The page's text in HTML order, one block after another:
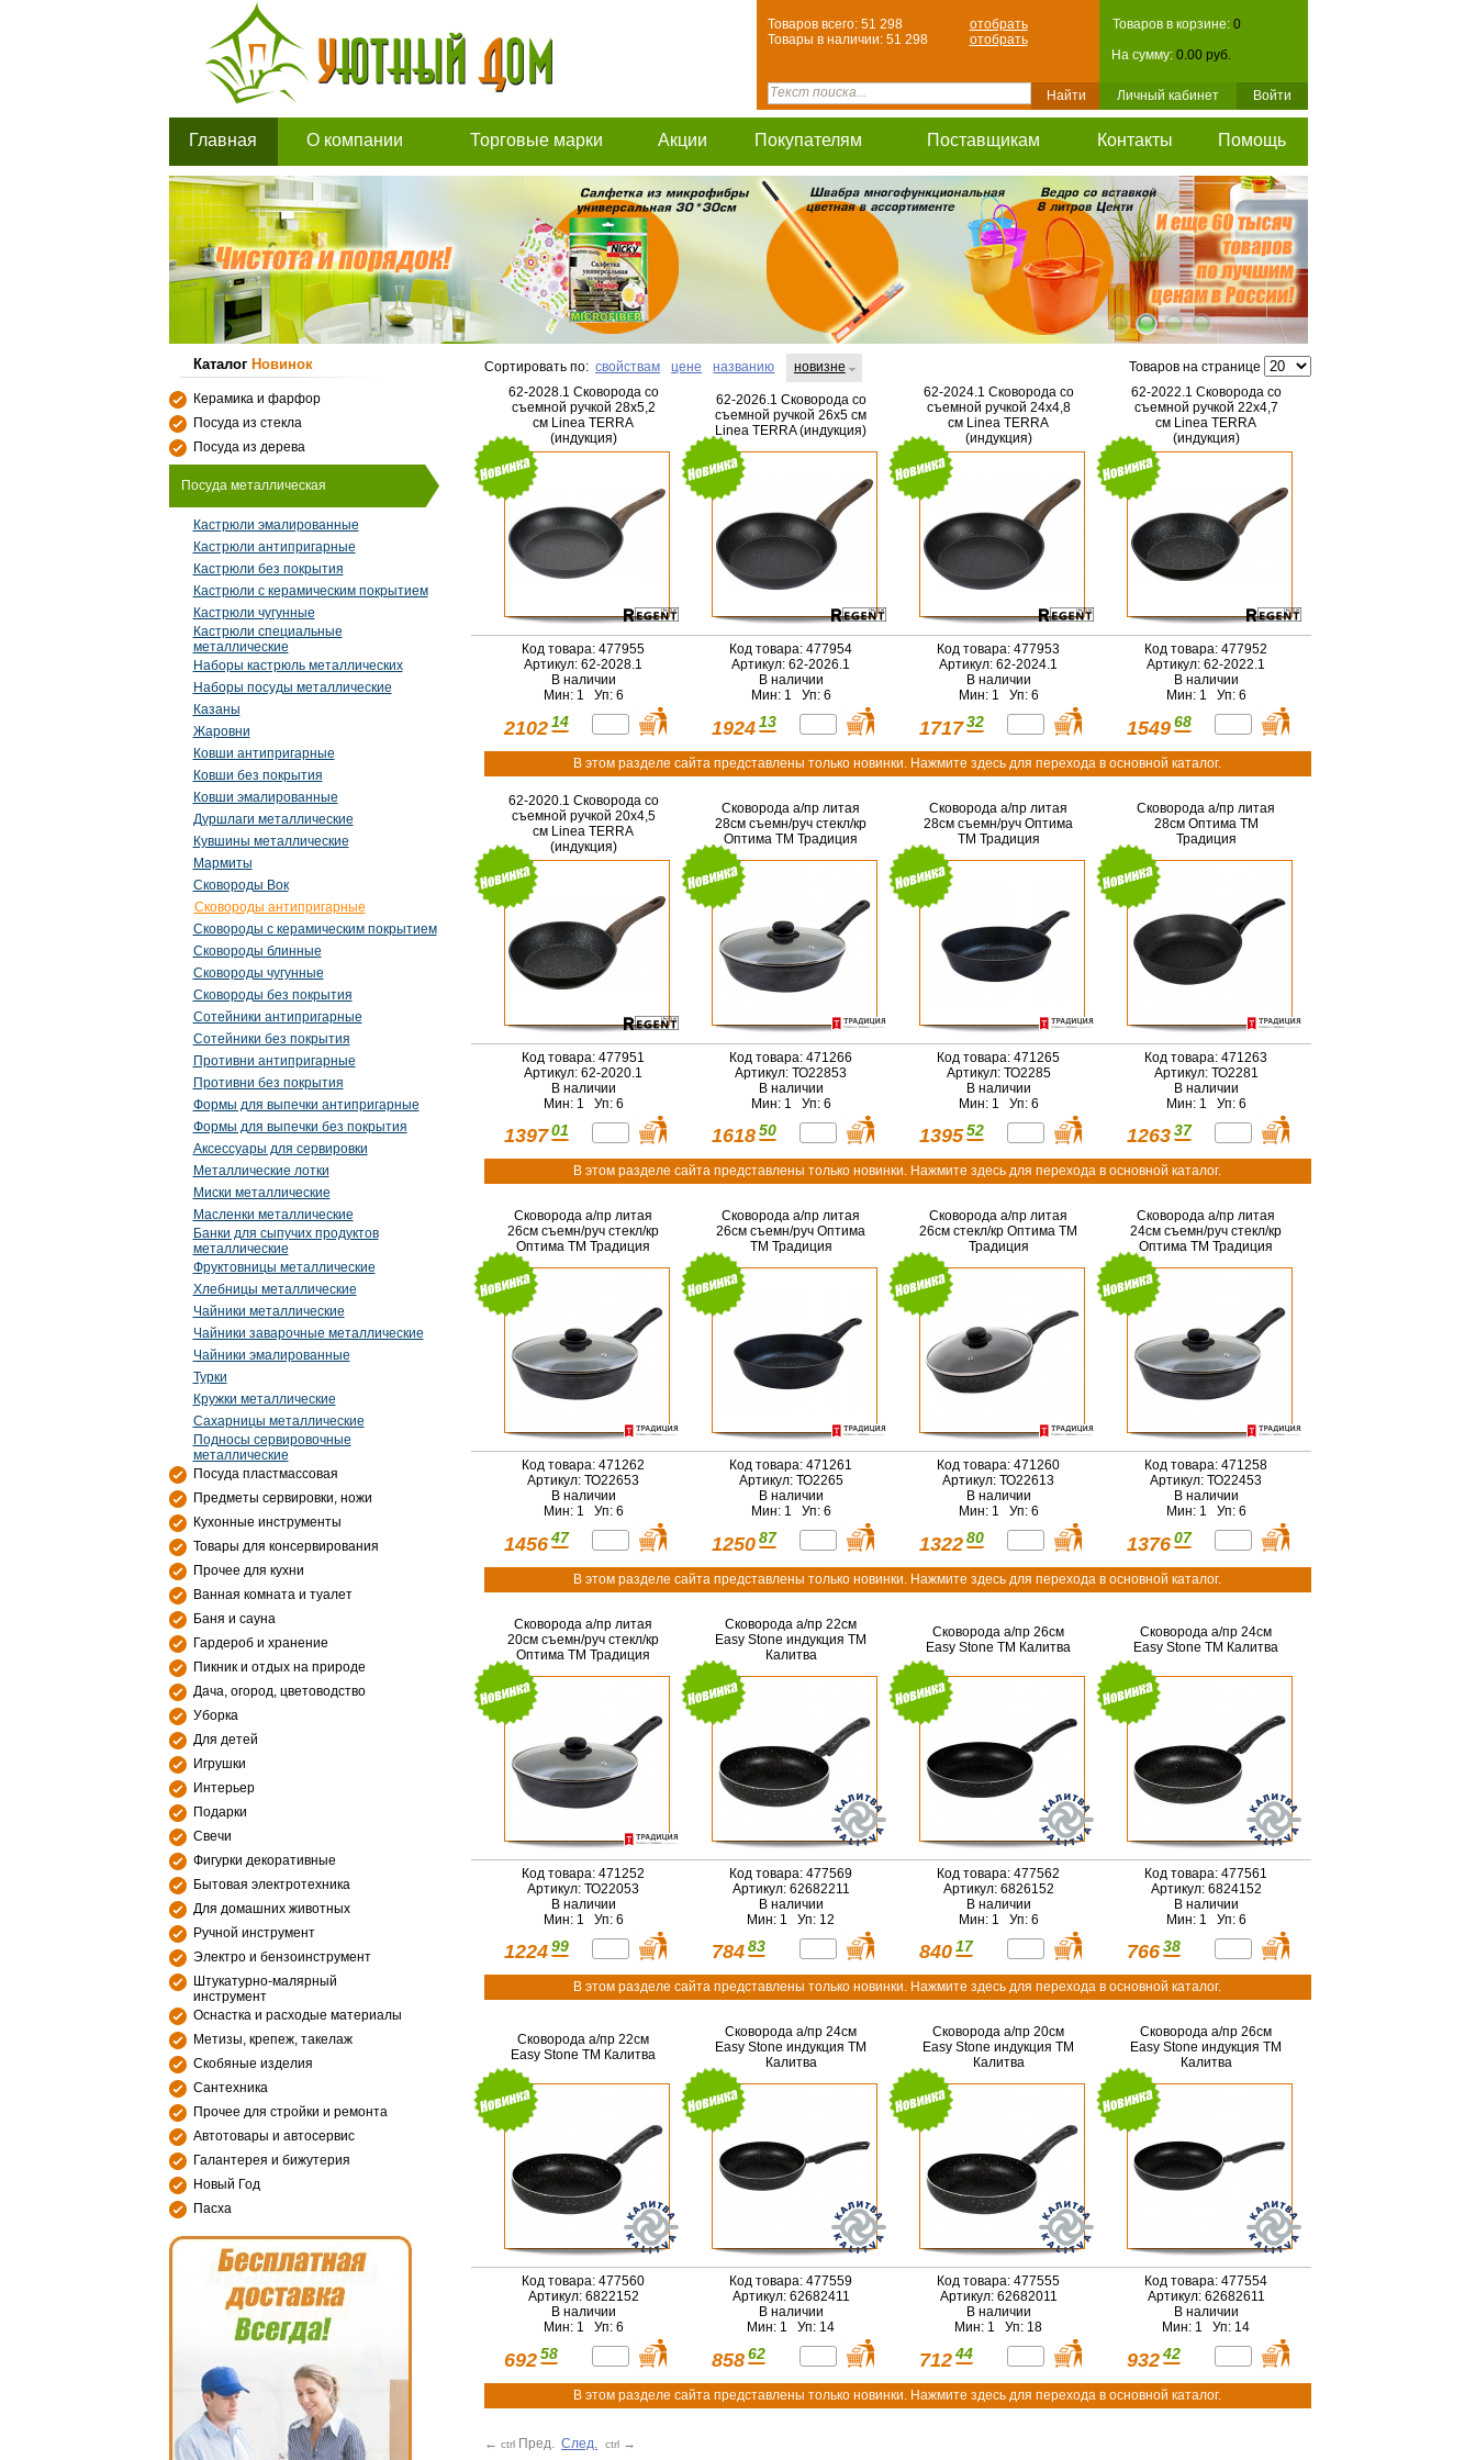
Товаров в корзине: 0
На сумму: 0.00 руб.
Личный кабинет Войти
Товаров всего: 51 298
отобрать
Товары в наличии: 51 298
отобрать
Главная О компании Торговые марки Акции Покупателям Поставщикам Контакты Помощь
Каталог Новинок
Керамика и фарфор
Посуда из стекла
Посуда из дерева
Посуда металлическая
Кастрюли эмалированные
Кастрюли антипригарные
Кастрюли без покрытия
Кастрюли с керамическим покрытием
Кастрюли чугунные
Кастрюли специальные
металлические
Наборы кастрюль металлических
Наборы посуды металлические
Казаны
Жаровни
Ковши антипригарные
Ковши без покрытия
Ковши эмалированные
Дуршлаги металлические
Кувшины металлические
Мармиты
Сковороды Вок
Сковороды антипригарные
Сковороды с керамическим покрытием
Сковороды блинные
Сковороды чугунные
Сковороды без покрытия
Сотейники антипригарные
Сотейники без покрытия
Противни антипригарные
Противни без покрытия
Формы для выпечки антипригарные
Формы для выпечки без покрытия
Аксессуары для сервировки
Металлические лотки
Миски металлические
Масленки металлические
Банки для сыпучих продуктов
металлические
Фруктовницы металлические
Хлебницы металлические
Чайники металлические
Чайники заварочные металлические
Чайники эмалированные
Турки
Кружки металлические
Сахарницы металлические
Подносы сервировочные
металлические
Посуда пластмассовая
Предметы сервировки, ножи
Кухонные инструменты
Товары для консервирования
Прочее для кухни
Ванная комната и туалет
Баня и сауна
Гардероб и хранение
Пикник и отдых на природе
Дача, огород, цветоводство
Уборка
Для детей
Игрушки
Интерьер
Подарки
Свечи
Фигурки декоративные
Бытовая электротехника
Для домашних животных
Ручной инструмент
Электро и бензоинструмент
Штукатурно-малярный
инструмент
Оснастка и расходые материалы
Метизы, крепеж, такелаж
Скобяные изделия
Сантехника
Прочее для стройки и ремонта
Автотовары и автосервис
Галантерея и бижутерия
Новый Год
Пасха
Сортировать по: свойствам цене названию новизне
Товаров на странице
62-2028.1 Сковорода со
съемной ручкой 28х5,2
см Linea TERRA
(индукция)
Код товара: 477955
Артикул: 62-2028.1
В наличии
Мин: 1 Уп: 6
2102 14
62-2026.1 Сковорода со
съемной ручкой 26х5 см
Linea TERRA (индукция)
Код товара: 477954
Артикул: 62-2026.1
В наличии
Мин: 1 Уп: 6
1924 13
62-2024.1 Сковорода со
съемной ручкой 24х4,8
см Linea TERRA
(индукция)
Код товара: 477953
Артикул: 62-2024.1
В наличии
Мин: 1 Уп: 6
1717 32
62-2022.1 Сковорода со
съемной ручкой 22х4,7
см Linea TERRA
(индукция)
Код товара: 477952
Артикул: 62-2022.1
В наличии
Мин: 1 Уп: 6
1549 68
В этом разделе сайта представлены только новинки. Нажмите здесь для перехода в основной каталог.
62-2020.1 Сковорода со
съемной ручкой 20х4,5
см Linea TERRA
(индукция)
Код товара: 477951
Артикул: 62-2020.1
В наличии
Мин: 1 Уп: 6
1397 01
Сковорода а/пр литая
28см съемн/руч стекл/кр
Оптима ТМ Традиция
Код товара: 471266
Артикул: ТО22853
В наличии
Мин: 1 Уп: 6
1618 50
Сковорода а/пр литая
28см съемн/руч Оптима
ТМ Традиция
Код товара: 471265
Артикул: ТО2285
В наличии
Мин: 1 Уп: 6
1395 52
Сковорода а/пр литая
28см Оптима ТМ
Традиция
Код товара: 471263
Артикул: ТО2281
В наличии
Мин: 1 Уп: 6
1263 37
В этом разделе сайта представлены только новинки. Нажмите здесь для перехода в основной каталог.
Сковорода а/пр литая
26см съемн/руч стекл/кр
Оптима ТМ Традиция
Код товара: 471262
Артикул: ТО22653
В наличии
Мин: 1 Уп: 6
1456 47
Сковорода а/пр литая
26см съемн/руч Оптима
ТМ Традиция
Код товара: 471261
Артикул: ТО2265
В наличии
Мин: 1 Уп: 6
1250 87
Сковорода а/пр литая
26см стекл/кр Оптима ТМ
Традиция
Код товара: 471260
Артикул: ТО22613
В наличии
Мин: 1 Уп: 6
1322 80
Сковорода а/пр литая
24см съемн/руч стекл/кр
Оптима ТМ Традиция
Код товара: 471258
Артикул: ТО22453
В наличии
Мин: 1 Уп: 6
1376 07
В этом разделе сайта представлены только новинки. Нажмите здесь для перехода в основной каталог.
Сковорода а/пр литая
20см съемн/руч стекл/кр
Оптима ТМ Традиция
Код товара: 471252
Артикул: ТО22053
В наличии
Мин: 1 Уп: 6
1224 99
Сковорода а/пр 22см
Easy Stone индукция ТМ
Калитва
Код товара: 477569
Артикул: 62682211
В наличии
Мин: 1 Уп: 12
784 83
Сковорода а/пр 26см
Easy Stone ТМ Калитва
Код товара: 477562
Артикул: 6826152
В наличии
Мин: 1 Уп: 6
840 17
Сковорода а/пр 24см
Easy Stone ТМ Калитва
Код товара: 477561
Артикул: 6824152
В наличии
Мин: 1 Уп: 6
766 38
В этом разделе сайта представлены только новинки. Нажмите здесь для перехода в основной каталог.
Сковорода а/пр 22см
Easy Stone ТМ Калитва
Код товара: 477560
Артикул: 6822152
В наличии
Мин: 1 Уп: 6
692 58
Сковорода а/пр 24см
Easy Stone индукция ТМ
Калитва
Код товара: 477559
Артикул: 62682411
В наличии
Мин: 1 Уп: 14
858 62
Сковорода а/пр 20см
Easy Stone индукция ТМ
Калитва
Код товара: 477555
Артикул: 62682011
В наличии
Мин: 1 Уп: 18
712 44
Сковорода а/пр 26см
Easy Stone индукция ТМ
Калитва
Код товара: 477554
Артикул: 62682611
В наличии
Мин: 1 Уп: 14
932 42
В этом разделе сайта представлены только новинки. Нажмите здесь для перехода в основной каталог.
← ctrl Пред. След. ctrl →